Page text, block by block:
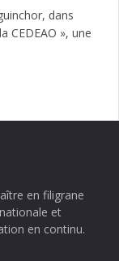
dans
CEDEAO », une
en filigrane
et
en continu.